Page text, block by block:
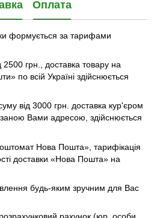
Оплата
формується за тарифами
2500 грн., доставка товару на
по всій Україні здійснюється
від 3000 грн. доставка кур'єром
Вами адресою, здійснюється
Нова Пошта», тарифікація
доставки «Нова Пошта» на
будь-яким зручним для Вас